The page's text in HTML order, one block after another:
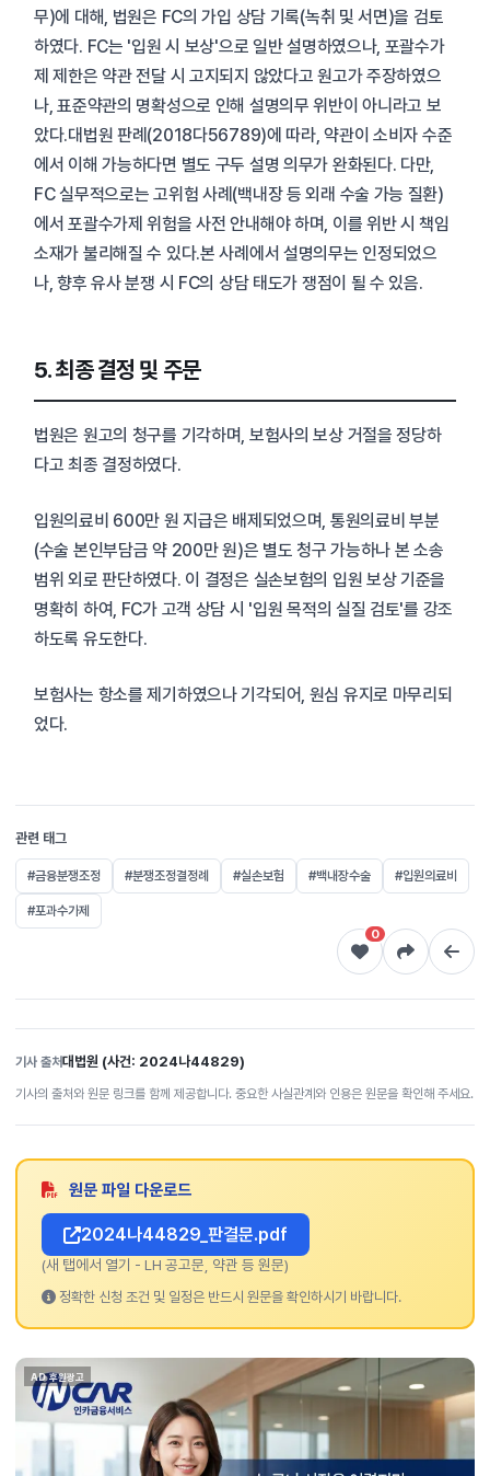
무)에 대해, 법원은 FC의 가입 상담 기록(녹취 및 서면)을 검토
하였다. FC는 '입원 시 보상'으로 일반 설명하였으나, 포괄수가
제 제한은 약관 전달 시 고지되지 않았다고 원고가 주장하였으
나, 표준약관의 명확성으로 인해 설명의무 위반이 아니라고 보
았다.대법원 판례(2018다56789)에 따라, 약관이 소비자 수준
에서 이해 가능하다면 별도 구두 설명 의무가 완화된다. 다만,
FC 실무적으로는 고위험 사례(백내장 등 외래 수술 가능 질환)
에서 포괄수가제 위험을 사전 안내해야 하며, 이를 위반 시 책임
소재가 불리해질 수 있다.본 사례에서 설명의무는 인정되었으
나, 향후 유사 분쟁 시 FC의 상담 태도가 쟁점이 될 수 있음.
5. 최종 결정 및 주문
법원은 원고의 청구를 기각하며, 보험사의 보상 거절을 정당하
다고 최종 결정하였다.
입원의료비 600만 원 지급은 배제되었으며, 통원의료비 부분
(수술 본인부담금 약 200만 원)은 별도 청구 가능하나 본 소송
범위 외로 판단하였다. 이 결정은 실손보험의 입원 보상 기준을
명확히 하여, FC가 고객 상담 시 '입원 목적의 실질 검토'를 강조
하도록 유도한다.
보험사는 항소를 제기하였으나 기각되어, 원심 유지로 마무리되
었다.
관련 태그
#금융분쟁조정 #분쟁조정결정례 #실손보험 #백내장수술 #입원의료비
#포과수가제
0
기사 출처대법원 (사건: 2024나44829)
기사의 출처와 원문 링크를 함께 제공합니다. 중요한 사실관계와 인용은 원문을 확인해 주세요.
원문 파일 다운로드
2024나44829_판결문.pdf
(새 탭에서 열기 - LH 공고문, 약관 등 원문)
정확한 신청 조건 및 일정은 반드시 원문을 확인하시기 바랍니다.
AD 후원광고